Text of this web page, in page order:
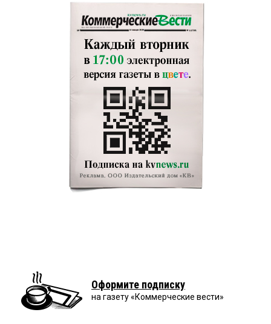
Оформите подписку
на газету «Коммерческие вести»